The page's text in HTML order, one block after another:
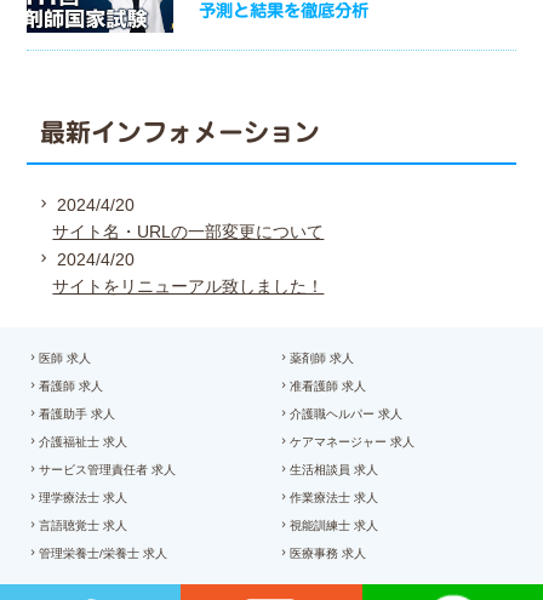
予測と結果を徹底分析
最新インフォメーション
2024/4/20
サイト名・URLの一部変更について
2024/4/20
サイトをリニューアル致しました！
医師 求人 薬剤師 求人
看護師 求人 准看護師 求人
看護助手 求人 介護職ヘルパー 求人
介護福祉士 求人 ケアマネージャー 求人
サービス管理責任者 求人 生活相談員 求人
理学療法士 求人 作業療法士 求人
言語聴覚士 求人 視能訓練士 求人
管理栄養士/栄養士 求人 医療事務 求人